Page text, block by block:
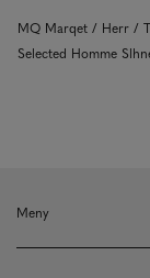
MQ Marqet Herr
Selected Homme
Meny